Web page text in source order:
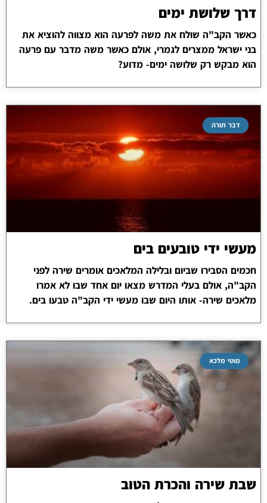
דרך שלושת ימים
כאשר הקב"ה שולח את משה לפרעה הוא מצווה להוציא את
בני ישראל ממצרים לגמרי, אולם כאשר משה מדבר עם פרעה
הוא מבקש רק שלושה ימים- מדוע?
דבר תורה
מעשי ידי טובעים בים
חכמים הסבירו שביום ובלילה המלאכים אומרים שירה לפני
הקב"ה, אולם בעלי המדרש מצאו יום אחד שבו לא אמרו
מלאכים שירה- אותו היום שבו מעשי ידי הקב"ה טבעו בים.
מוטי מלכא
שבת שירה והכרת הטוב